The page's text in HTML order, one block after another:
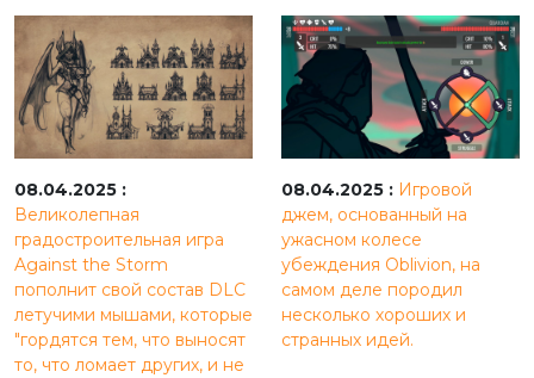
08.04.2025 :
Великолепная
градостроительная игра
Against the Storm
пополнит свой состав DLC
летучими мышами, которые
"гордятся тем, что выносят
то, что ломает других, и не
08.04.2025 : Игровой
джем, основанный на
ужасном колесе
убеждения Oblivion, на
самом деле породил
несколько хороших и
странных идей.